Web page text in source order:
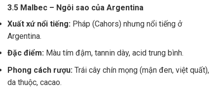
3.5 Malbec – Ngôi sao của Argentina
Xuất xứ nổi tiếng: Pháp (Cahors) nhưng nổi tiếng ở
Argentina.
Đặc điểm: Màu tím đậm, tannin dày, acid trung bình.
Phong cách rượu: Trái cây chín mọng (mận đen, việt quất),
da thuộc, cacao.